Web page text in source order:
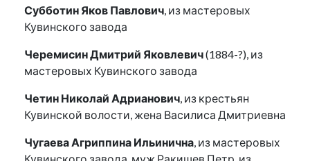
Субботин Яков Павлович, из мастеровых
Кувинского завода
Черемисин Дмитрий Яковлевич(1884-?), из
мастеровых Кувинского завода
Четин Николай Адрианович, из крестьян
Кувинской волости, жена Василиса Дмитриевна
Чугаева Агриппина Ильинична, из мастеровых